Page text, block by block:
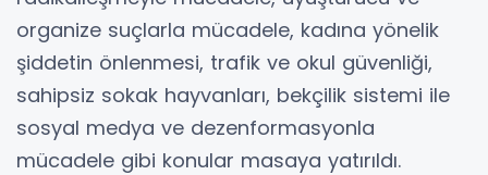
organize suçlarla mücadele, kadına yönelik
şiddetin önlenmesi, trafik ve okul güvenliği,
sahipsiz sokak hayvanları, bekçilik sistemi ile
sosyal medya ve dezenformasyonla
mücadele gibi konular masaya yatırıldı.